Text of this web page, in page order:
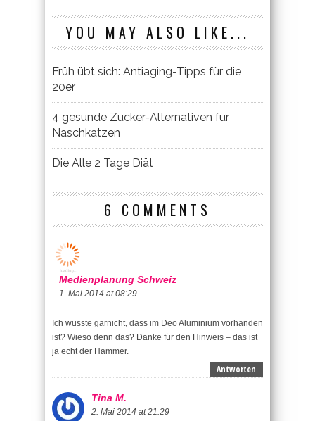
YOU MAY ALSO LIKE...
Früh übt sich: Antiaging-Tipps für die
20er
4 gesunde Zucker-Alternativen für
Naschkatzen
Die Alle 2 Tage Diät
6 COMMENTS
Medienplanung Schweiz
1. Mai 2014 at 08:29
Ich wusste garnicht, dass im Deo Aluminium vorhanden
ist? Wieso denn das? Danke für den Hinweis – das ist
ja echt der Hammer.
Antworten
Tina M.
2. Mai 2014 at 21:29